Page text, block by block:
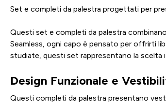
Set e completi da palestra progettati per
Questi set e completi da palestra
Seamless, ogni capo è pensato per offrirti
studiate, questi set rappresentano la scelta
Design Funzionale e
Questi completi da palestra presentano